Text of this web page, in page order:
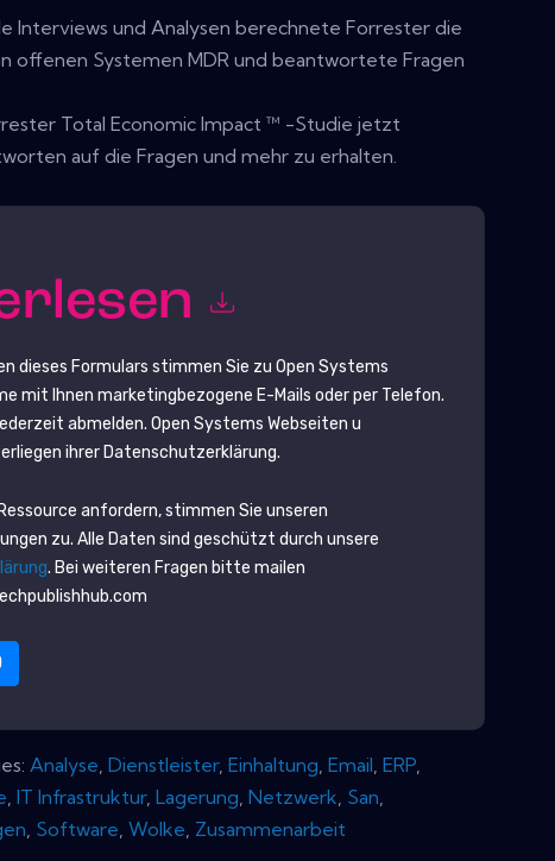
Interviews und Analysen berechnete Forrester die
offenen Systemen MDR und beantwortete Fragen
Total Economic Impact ™ -Studie jetzt
auf die Fragen und mehr zu erhalten.
dieses Formulars stimmen Sie zuOpen Systems
mit Ihnen marketingbezogene E-Mails oder per Telefon.
abmelden.Open Systems Webseiten u
ihrer Datenschutzerklärung.
anfordern, stimmen Sie unseren
zu. Alle Daten sind geschützt durch unsere
. Bei weiteren Fragen bitte mailen
Analyse,Dienstleister,Einhaltung,Email,ERP,
,IT Infrastruktur,Lagerung,Netzwerk, San,
, Software,Wolke, Zusammenarbeit